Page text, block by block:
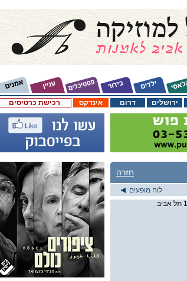
רכישת כרטיסים אינדקס דרום ירושלים
חזרה
לוח מופעים